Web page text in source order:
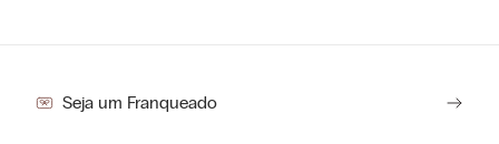
Seja um Franqueado